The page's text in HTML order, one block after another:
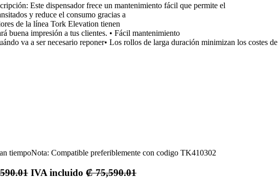
Este dispensador frece un mantenimiento fácil que permite el
y reduce el consumo gracias a
de la línea Tork Elevation tienen
buena impresión a tus clientes. • Fácil mantenimiento
va a ser necesario reponer• Los rollos de larga duración minimizan los costes de
tiempoNota: Compatible preferiblemente con codigo TK410302
IVA incluido ₡75,590.01